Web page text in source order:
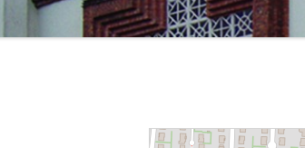
AU FIL DES
CULTURE